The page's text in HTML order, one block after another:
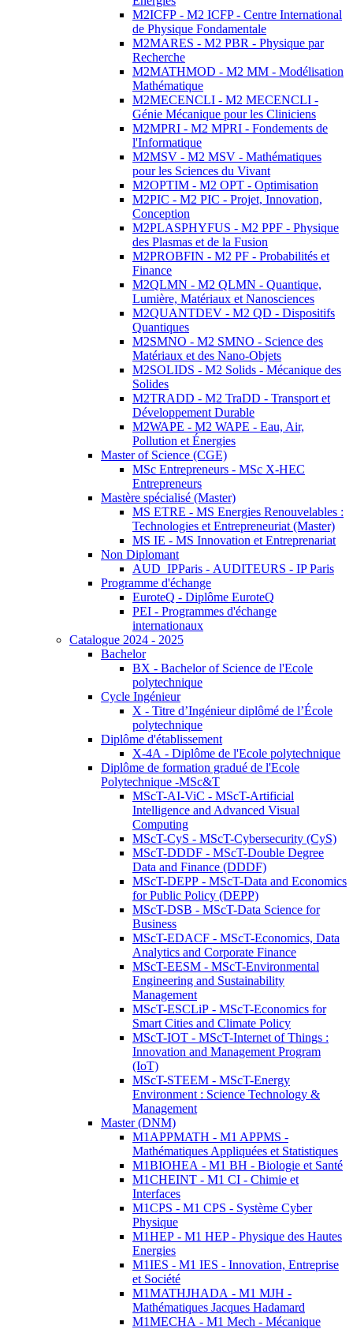
M2ICFP - M2 ICFP - Centre International
de Physique Fondamentale
M2MARES - M2 PBR - Physique par
Recherche
M2MATHMOD - M2 MM - Modélisation
Mathématique
M2MECENCLI - M2 MECENCLI -
Génie Mécanique pour les Cliniciens
M2MPRI - M2 MPRI - Fondements de
l'Informatique
M2MSV - M2 MSV - Mathématiques
pour les Sciences du Vivant
M2OPTIM - M2 OPT - Optimisation
M2PIC - M2 PIC - Projet, Innovation,
Conception
M2PLASPHYFUS - M2 PPF - Physique
des Plasmas et de la Fusion
M2PROBFIN - M2 PF - Probabilités et
Finance
M2QLMN - M2 QLMN - Quantique,
Lumière, Matériaux et Nanosciences
M2QUANTDEV - M2 QD - Dispositifs
Quantiques
M2SMNO - M2 SMNO - Science des
Matériaux et des Nano-Objets
M2SOLIDS - M2 Solids - Mécanique des
Solides
M2TRADD - M2 TraDD - Transport et
Développement Durable
M2WAPE - M2 WAPE - Eau, Air,
Pollution et Énergies
Master of Science (CGE)
MSc Entrepreneurs - MSc X-HEC
Entrepreneurs
Mastère spécialisé (Master)
MS ETRE - MS Energies Renouvelables :
Technologies et Entrepreneuriat (Master)
MS IE - MS Innovation et Entreprenariat
Non Diplomant
AUD_IPParis - AUDITEURS - IP Paris
Programme d'échange
EuroteQ - Diplôme EuroteQ
PEI - Programmes d'échange
internationaux
Catalogue 2024 - 2025
Bachelor
BX - Bachelor of Science de l'Ecole
polytechnique
Cycle Ingénieur
X - Titre d’Ingénieur diplômé de l’École
polytechnique
Diplôme d'établissement
X-4A - Diplôme de l'Ecole polytechnique
Diplôme de formation gradué de l'Ecole
Polytechnique -MSc&T
MScT-AI-ViC - MScT-Artificial
Intelligence and Advanced Visual
Computing
MScT-CyS - MScT-Cybersecurity (CyS)
MScT-DDDF - MScT-Double Degree
Data and Finance (DDDF)
MScT-DEPP - MScT-Data and Economics
for Public Policy (DEPP)
MScT-DSB - MScT-Data Science for
Business
MScT-EDACF - MScT-Economics, Data
Analytics and Corporate Finance
MScT-EESM - MScT-Environmental
Engineering and Sustainability
Management
MScT-ESCLiP - MScT-Economics for
Smart Cities and Climate Policy
MScT-IOT - MScT-Internet of Things :
Innovation and Management Program
(IoT)
MScT-STEEM - MScT-Energy
Environment : Science Technology &
Management
Master (DNM)
M1APPMATH - M1 APPMS -
Mathématiques Appliquées et Statistiques
M1BIOHEA - M1 BH - Biologie et Santé
M1CHEINT - M1 CI - Chimie et
Interfaces
M1CPS - M1 CPS - Système Cyber
Physique
M1HEP - M1 HEP - Physique des Hautes
Energies
M1IES - M1 IES - Innovation, Entreprise
et Société
M1MATHJHADA - M1 MJH -
Mathématiques Jacques Hadamard
M1MECHA - M1 Mech - Mécanique